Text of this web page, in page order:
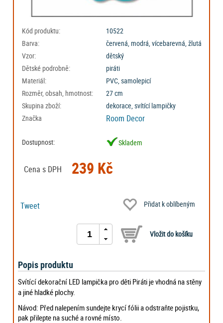
Kód produktu:
10522
Barva:
červená, modrá, vícebarevná, žlutá
Vzor:
dětský
Dětské podrobně:
piráti
Materiál:
PVC, samolepicí
Rozměr, obsah, hmotnost:
27 cm
Skupina zboží:
dekorace, svítící lampičky
Značka
Room Decor
Dostupnost: Skladem
Cena s DPH 239 Kč
Tweet Přidat k oblíbeným
Popis produktu
Svítící dekorační LED lampička pro děti Piráti je vhodná na stěny
a jiné hladké plochy.
Návod: Před nalepením sundejte krycí fólii a odstraňte pojistku,
pak přilepte na suché a rovné místo.